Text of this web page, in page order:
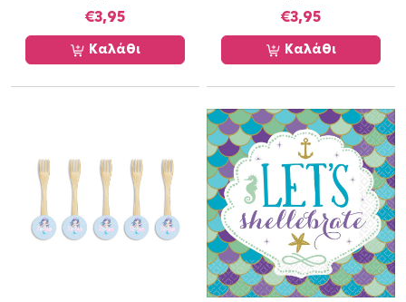
€3,95
Καλάθι
€3,95
Καλάθι